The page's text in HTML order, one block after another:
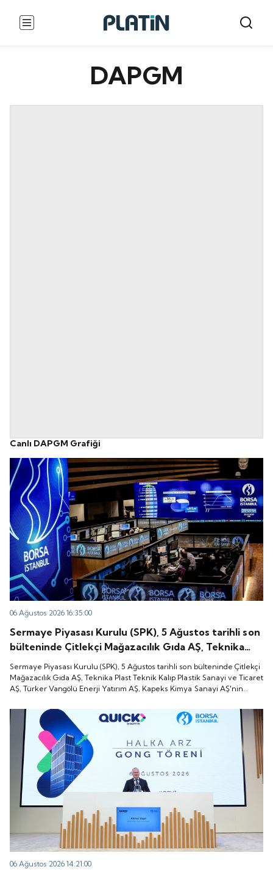
DAPGM
Canlı DAPGM Grafiği
06 Ağustos 2026 16:35:00
Sermaye Piyasası Kurulu (SPK), 5 Ağustos tarihli son
bülteninde Çitlekçi Mağazacılık Gıda AŞ, Teknika
Plast Teknik Kalıp Plastik Sanayi ve Ticaret AŞ,
Türker Vangölü Enerji Yatırım AŞ, Kapeks Kimya
Sanayi AŞ'nin halka arzlarına onay verdiği duyurdu.
Sermaye Piyasası Kurulu (SPK), 5 Ağustos tarihli son bülteninde Çitlekçi
Mağazacılık Gıda AŞ, Teknika Plast Teknik Kalıp Plastik Sanayi ve Ticaret
AŞ, Türker Vangölü Enerji Yatırım AŞ, Kapeks Kimya Sanayi AŞ'nin
06 Ağustos 2026 14:21:00